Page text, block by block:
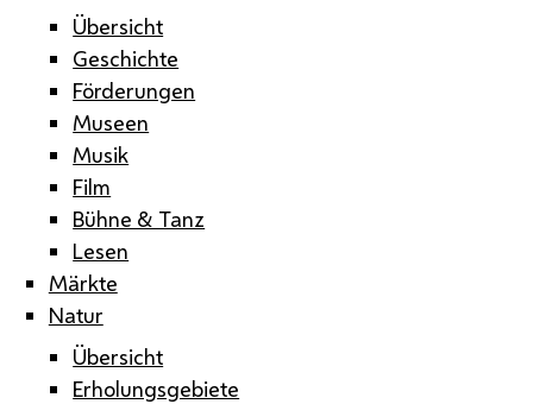
Übersicht
Geschichte
Förderungen
Museen
Musik
Film
Bühne & Tanz
Lesen
Märkte
Natur
Übersicht
Erholungsgebiete